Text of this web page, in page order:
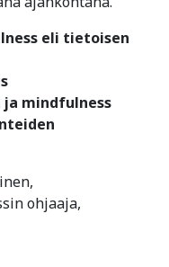
eli tietoisen
ja mindfulness
ohjaaja,